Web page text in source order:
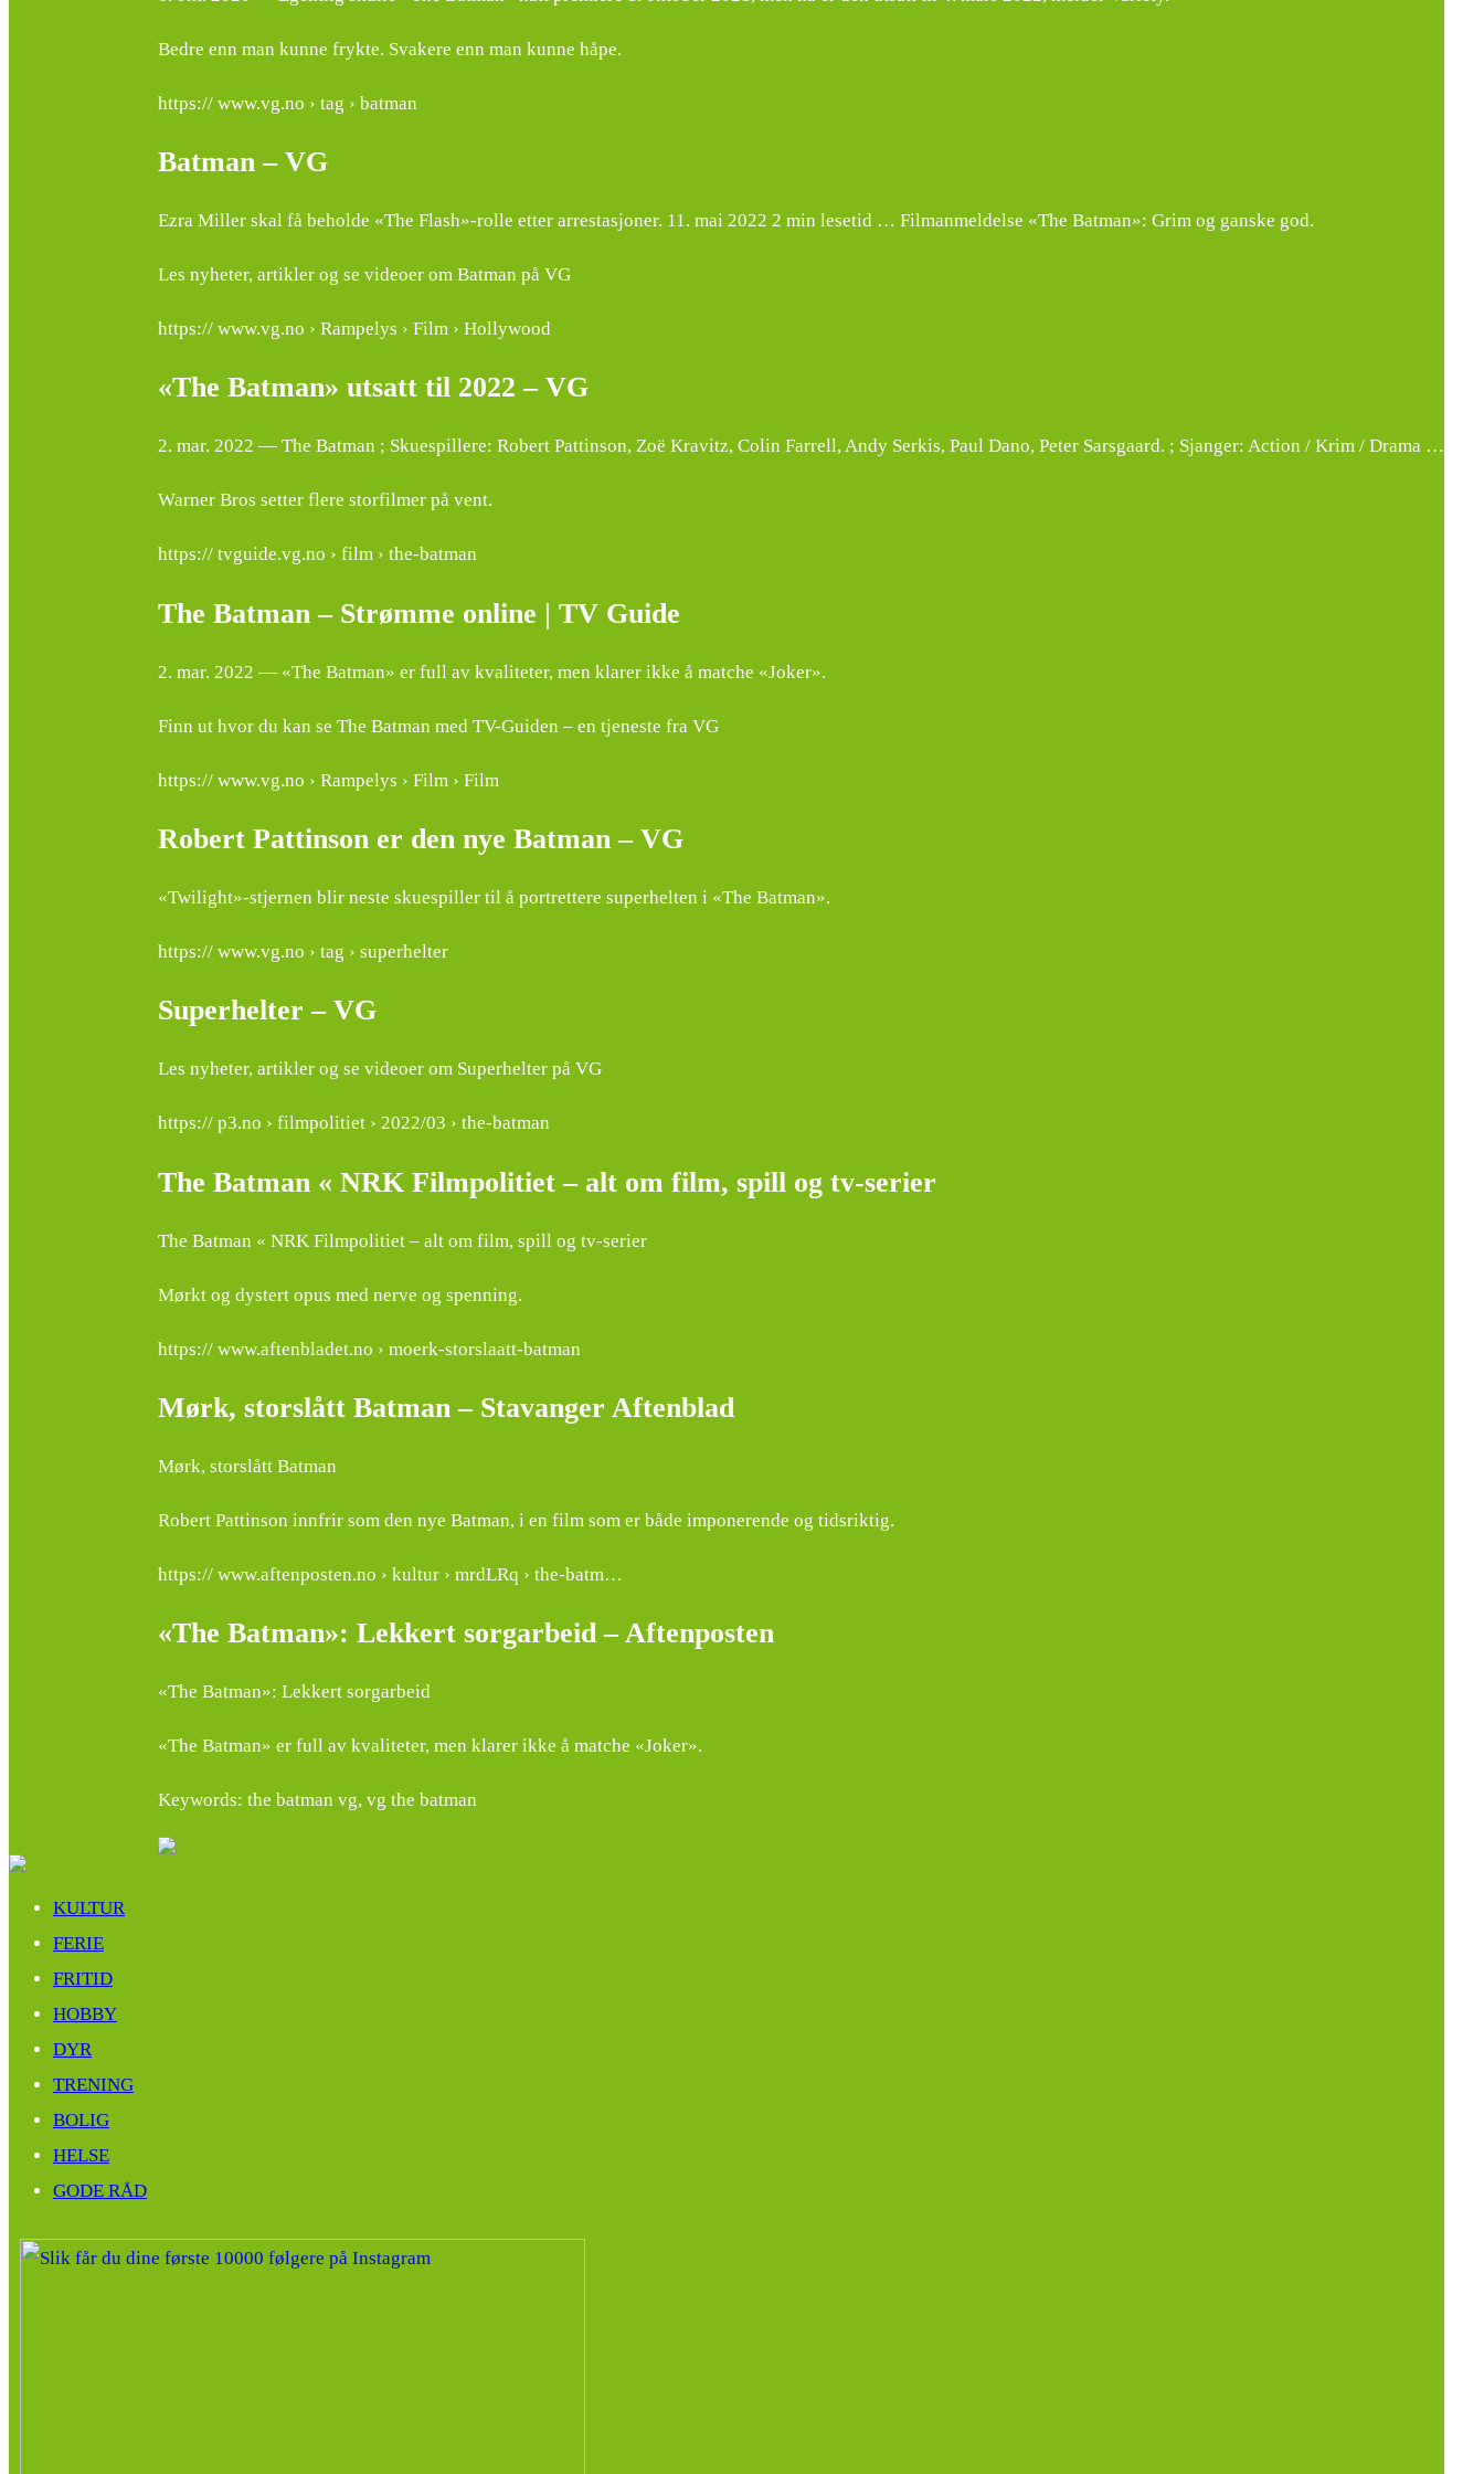
Bedre enn man kunne frykte. Svakere enn man kunne håpe.
https:// www.vg.no › tag › batman
Batman – VG
Ezra Miller skal få beholde «The Flash»-rolle etter arrestasjoner. 11. mai 2022 2 min lesetid … Filmanmeldelse «The Batman»: Grim og ganske god.
Les nyheter, artikler og se videoer om Batman på VG
https:// www.vg.no › Rampelys › Film › Hollywood
«The Batman» utsatt til 2022 – VG
2. mar. 2022 — The Batman ; Skuespillere: Robert Pattinson, Zoë Kravitz, Colin Farrell, Andy Serkis, Paul Dano, Peter Sarsgaard. ; Sjanger: Action / Krim / Drama …
Warner Bros setter flere storfilmer på vent.
https:// tvguide.vg.no › film › the-batman
The Batman – Strømme online | TV Guide
2. mar. 2022 — «The Batman» er full av kvaliteter, men klarer ikke å matche «Joker».
Finn ut hvor du kan se The Batman med TV-Guiden – en tjeneste fra VG
https:// www.vg.no › Rampelys › Film › Film
Robert Pattinson er den nye Batman – VG
«Twilight»-stjernen blir neste skuespiller til å portrettere superhelten i «The Batman».
https:// www.vg.no › tag › superhelter
Superhelter – VG
Les nyheter, artikler og se videoer om Superhelter på VG
https:// p3.no › filmpolitiet › 2022/03 › the-batman
The Batman « NRK Filmpolitiet – alt om film, spill og tv-serier
The Batman « NRK Filmpolitiet – alt om film, spill og tv-serier
Mørkt og dystert opus med nerve og spenning.
https:// www.aftenbladet.no › moerk-storslaatt-batman
Mørk, storslått Batman – Stavanger Aftenblad
Mørk, storslått Batman
Robert Pattinson innfrir som den nye Batman, i en film som er både imponerende og tidsriktig.
https:// www.aftenposten.no › kultur › mrdLRq › the-batm…
«The Batman»: Lekkert sorgarbeid – Aftenposten
«The Batman»: Lekkert sorgarbeid
«The Batman» er full av kvaliteter, men klarer ikke å matche «Joker».
Keywords: the batman vg, vg the batman
KULTUR
FERIE
FRITID
HOBBY
DYR
TRENING
BOLIG
HELSE
GODE RÅD